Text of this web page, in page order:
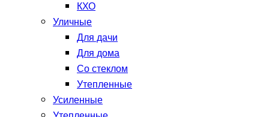
КХО
Уличные
Для дачи
Для дома
Со стеклом
Утепленные
Усиленные